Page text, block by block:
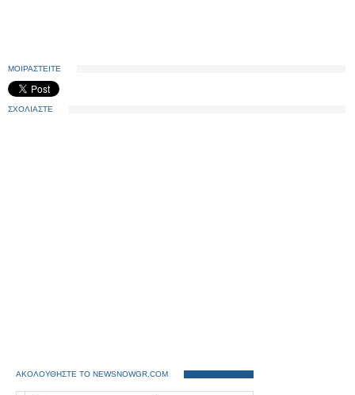
ΜΟΙΡΑΣΤΕΙΤΕ
ΣΧΟΛΙΑΣΤΕ
ΑΚΟΛΟΥΘΗΣΤΕ ΤΟ NEWSNOWGR.COM